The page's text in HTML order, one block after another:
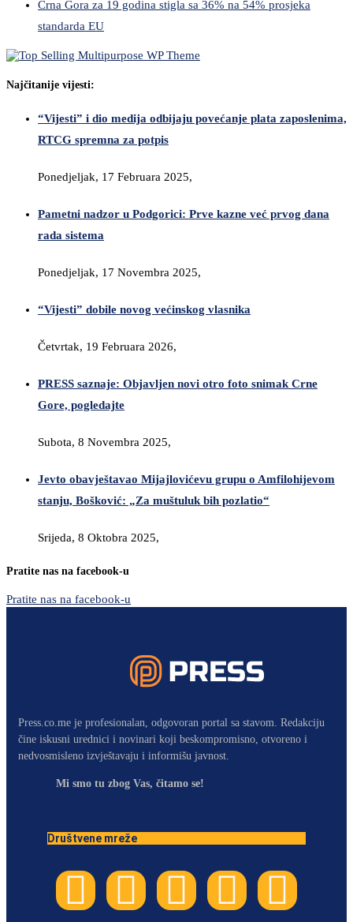
Crna Gora za 19 godina stigla sa 36% na 54% prosjeka
standarda EU
Najčitanije vijesti:
“Vijesti” i dio medija odbijaju povećanje plata zaposlenima,
RTCG spremna za potpis
Ponedjeljak, 17 Februara 2025,
Pametni nadzor u Podgorici: Prve kazne već prvog dana
rada sistema
Ponedjeljak, 17 Novembra 2025,
“Vijesti” dobile novog većinskog vlasnika
Četvrtak, 19 Februara 2026,
PRESS saznaje: Objavljen novi otro foto snimak Crne
Gore, pogledajte
Subota, 8 Novembra 2025,
Jevto obavještavao Mijajlovićevu grupu o Amfilohijevom
stanju, Bošković: „Za muštuluk bih pozlatio“
Srijeda, 8 Oktobra 2025,
Pratite nas na facebook-u
Pratite nas na facebook-u
Press.co.me je profesionalan, odgovoran portal sa stavom. Redakciju
čine iskusni urednici i novinari koji beskompromisno, otvoreno i
nedvosmisleno izvještavaju i informišu javnost.
Mi smo tu zbog Vas, čitamo se!
Društvene mreže